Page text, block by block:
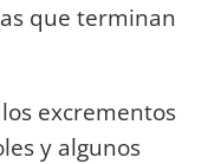
que terminan
excrementos
y algunos